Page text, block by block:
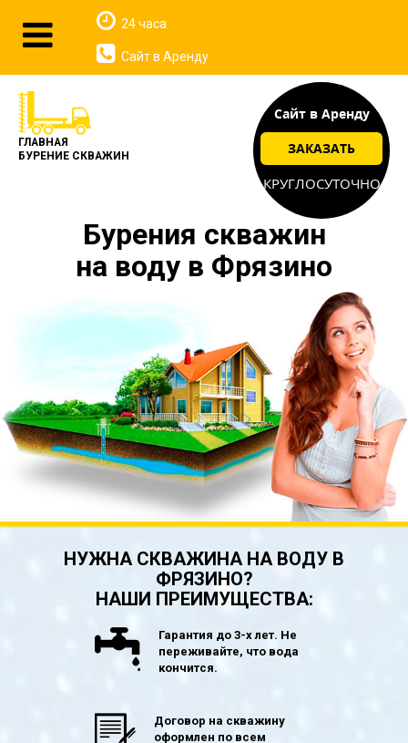
ГЛАВНАЯ
БУРЕНИЕ СКВАЖИН
Бурения скважин
на воду в Фрязино
Сайт в Аренду
ЗАКАЗАТЬ
КРУГЛОСУТОЧНО
24 часа
Сайт в Аренду
НУЖНА СКВАЖИНА НА ВОДУ В
ФРЯЗИНО?
НАШИ ПРЕИМУЩЕСТВА:
Гарантия до 3-х лет. Не
переживайте, что вода
кончится.
Договор на скважину
оформлен по всем